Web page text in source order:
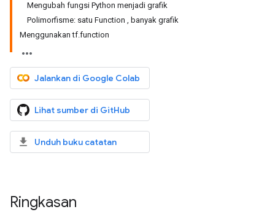
Mengubah fungsi Python menjadi grafik
Polimorfisme: satu Function , banyak grafik
Menggunakan tf.function
Jalankan di Google Colab
Lihat sumber di GitHub
Unduh buku catatan
Ringkasan